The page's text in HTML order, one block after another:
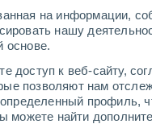
на информации,
нашу
основе.
доступ к веб-сайту,
позволяют нам
профиль,
можете найти
cегодня
7 Авг.